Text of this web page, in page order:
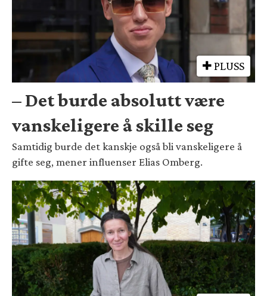
PLUSS
– Det burde absolutt være
vanskeligere å skille seg
Samtidig burde det kanskje også bli vanskeligere å
gifte seg, mener influenser Elias Omberg.